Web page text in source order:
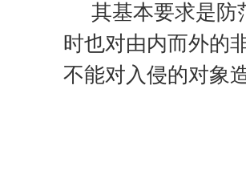
其基本要求是防
时也对由内而外的
不能对入侵的对象